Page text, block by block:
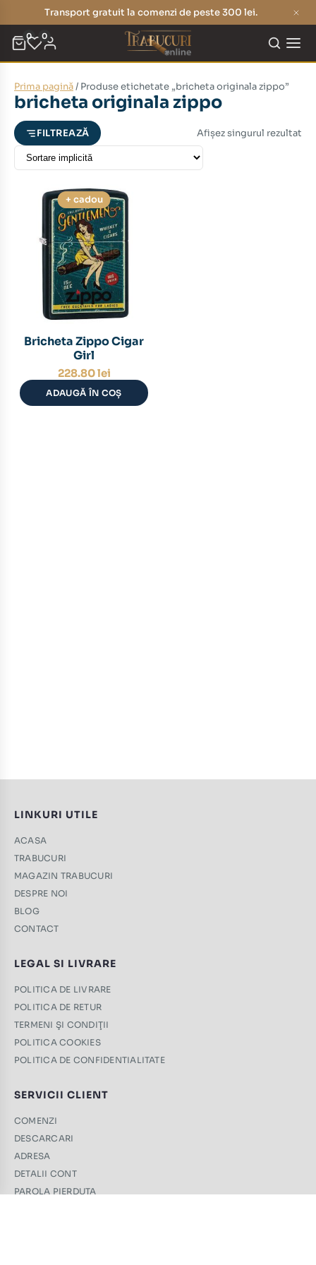
Transport gratuit la comenzi de peste 300 lei.
0 0
Prima pagină/ Produse etichetate „bricheta originala zippo”
bricheta originala zippo
FILTREAZĂ Afișez singurul rezultat
+ cadou
Bricheta Zippo Cigar
Girl
228.80lei
ADAUGĂ ÎN COȘ
LINKURI UTILE
ACASA
TRABUCURI
MAGAZIN TRABUCURI
DESPRE NOI
BLOG
CONTACT
LEGAL SI LIVRARE
POLITICA DE LIVRARE
POLITICA DE RETUR
TERMENI ŞI CONDIŢII
POLITICA COOKIES
POLITICA DE CONFIDENTIALITATE
SERVICII CLIENT
COMENZI
DESCARCARI
ADRESA
DETALII CONT
PAROLA PIERDUTA